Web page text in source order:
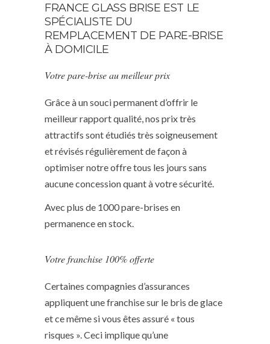
FRANCE GLASS BRISE EST LE
SPÉCIALISTE DU
REMPLACEMENT DE PARE-BRISE
À DOMICILE
Votre pare-brise au meilleur prix
Grâce à un souci permanent d’offrir le
meilleur rapport qualité, nos prix très
attractifs sont étudiés très soigneusement
et révisés régulièrement de façon à
optimiser notre offre tous les jours sans
aucune concession quant à votre sécurité.
Avec plus de 1000 pare-brises en
permanence en stock.
Votre franchise 100% offerte
Certaines compagnies d’assurances
appliquent une franchise sur le bris de glace
et ce même si vous êtes assuré « tous
risques ». Ceci implique qu’une